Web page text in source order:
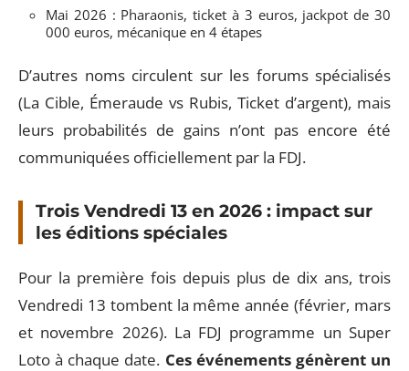
Mai 2026 : Pharaonis, ticket à 3 euros, jackpot de 30
000 euros, mécanique en 4 étapes
D’autres noms circulent sur les forums spécialisés
(La Cible, Émeraude vs Rubis, Ticket d’argent), mais
leurs probabilités de gains n’ont pas encore été
communiquées officiellement par la FDJ.
Trois Vendredi 13 en 2026 : impact sur
les éditions spéciales
Pour la première fois depuis plus de dix ans, trois
Vendredi 13 tombent la même année (février, mars
et novembre 2026). La FDJ programme un Super
Loto à chaque date. Ces événements génèrent un